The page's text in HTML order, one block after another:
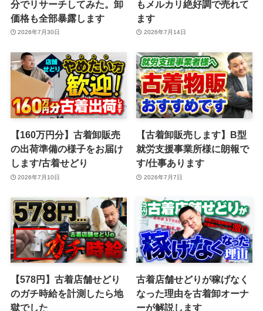
分でリサーチしてみた。卸
価格も全部暴露します
2026年7月30日
もメルカリ絶好調で売れて
ます
2026年7月14日
【160万円分】古着卸販売
の出荷準備の様子をお届け
します/古着せどり
2026年7月10日
【古着卸販売します】B型
就労支援事業所様に朗報で
す/仕事あります
2026年7月7日
【578円】古着店舗せどり
のガチ時給を計測したら地
獄でした
古着店舗せどりが稼げなく
なった理由を古着卸オーナ
ーが解説します